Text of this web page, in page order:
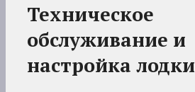
Техническое
обслуживание и
настройка лодки